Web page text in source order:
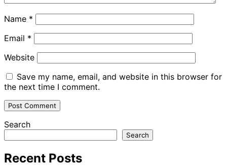
Name *
Email *
Website
Save my name, email, and website in this browser for
the next time I comment.
Search
Search
Recent Posts